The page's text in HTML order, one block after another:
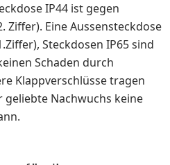
IP44 ist gegen
Ziffer). Eine Aussensteckdose
Steckdosen IP65 sind
Schaden durch
Klappverschlüsse tragen
geliebte Nachwuchs keine